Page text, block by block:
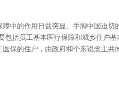
中的作用日益突显。手脚中国迫
包括员工基本医疗保障和城乡住户
保的住户，由政府和个东说念主